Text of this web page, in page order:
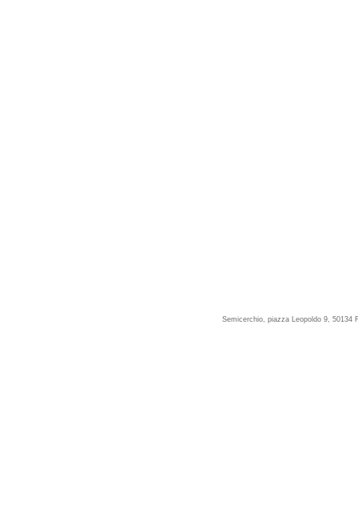
Semicerchio, piazza Leopoldo 9, 50134